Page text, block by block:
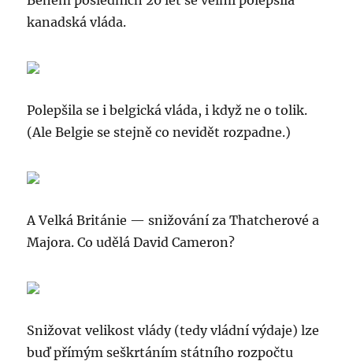
kanadská vláda.
Polepšila se i belgická vláda, i když ne o tolik.
(Ale Belgie se stejně co nevidět rozpadne.)
A Velká Británie — snižování za Thatcherové a
Majora. Co udělá David Cameron?
Snižovat velikost vlády (tedy vládní výdaje) lze
buď přímým seškrtáním státního rozpočtu